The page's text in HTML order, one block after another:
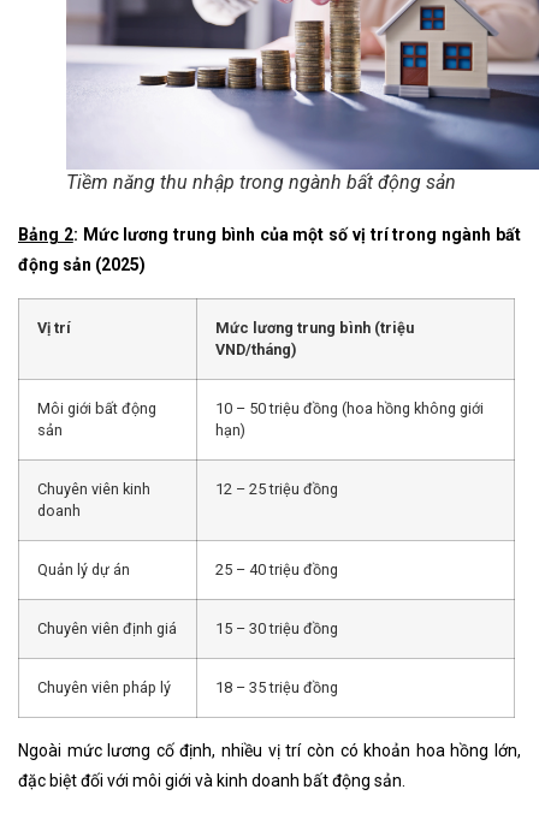
Tiềm năng thu nhập trong ngành bất động sản
Bảng 2: Mức lương trung bình của một số vị trí trong ngành bất
động sản (2025)
Vị trí
Mức lương trung bình (triệu
VND/tháng)
Môi giới bất động
sản
10 – 50 triệu đồng (hoa hồng không giới
hạn)
Chuyên viên kinh
doanh
12 – 25 triệu đồng
Quản lý dự án 25 – 40 triệu đồng
Chuyên viên định giá 15 – 30 triệu đồng
Chuyên viên pháp lý 18 – 35 triệu đồng
Ngoài mức lương cố định, nhiều vị trí còn có khoản hoa hồng lớn,
đặc biệt đối với môi giới và kinh doanh bất động sản.